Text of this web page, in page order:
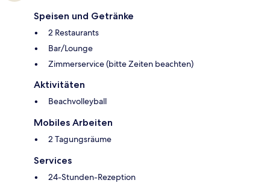
Speisen und Getränke
2 Restaurants
Bar/Lounge
Zimmerservice (bitte Zeiten beachten)
Aktivitäten
Beachvolleyball
Mobiles Arbeiten
2 Tagungsräume
Services
24-Stunden-Rezeption